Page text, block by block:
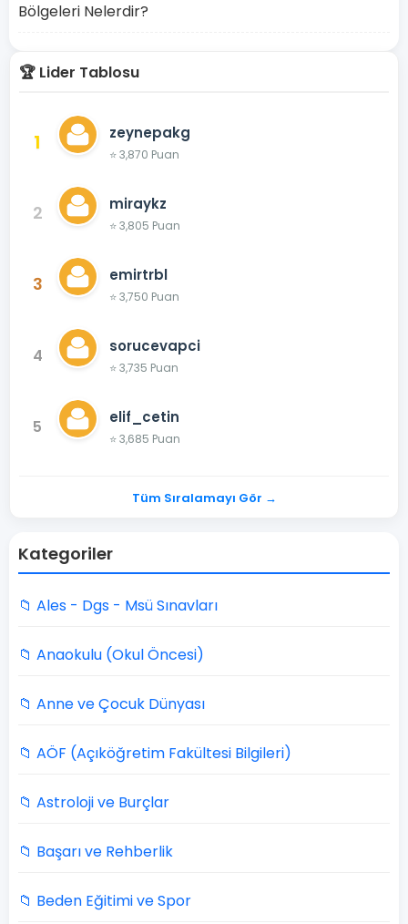
Bölgeleri Nelerdir?
🏆 Lider Tablosu
1 zeynepakg
⭐ 3,870 Puan
2 miraykz
⭐ 3,805 Puan
3 emirtrbl
⭐ 3,750 Puan
4 sorucevapci
⭐ 3,735 Puan
5 elif_cetin
⭐ 3,685 Puan
Tüm Sıralamayı Gör →
Kategoriler
📁 Ales - Dgs - Msü Sınavları
📁 Anaokulu (Okul Öncesi)
📁 Anne ve Çocuk Dünyası
📁 AÖF (Açıköğretim Fakültesi Bilgileri)
📁 Astroloji ve Burçlar
📁 Başarı ve Rehberlik
📁 Beden Eğitimi ve Spor